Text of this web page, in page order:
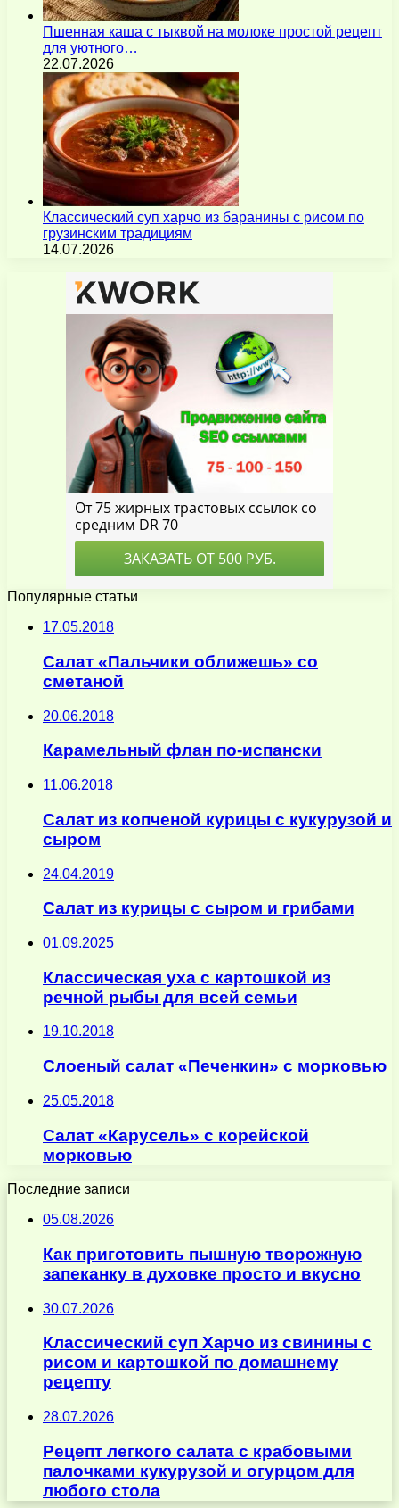
Пшенная каша с тыквой на молоке простой рецепт
для уютного…
22.07.2026
Классический суп харчо из баранины с рисом по
грузинским традициям
14.07.2026
Популярные статьи
17.05.2018
Салат «Пальчики оближешь» со
сметаной
20.06.2018
Карамельный флан по-испански
11.06.2018
Салат из копченой курицы с кукурузой и
сыром
24.04.2019
Салат из курицы с сыром и грибами
01.09.2025
Классическая уха с картошкой из
речной рыбы для всей семьи
19.10.2018
Слоеный салат «Печенкин» с морковью
25.05.2018
Салат «Карусель» с корейской
морковью
Последние записи
05.08.2026
Как приготовить пышную творожную
запеканку в духовке просто и вкусно
30.07.2026
Классический суп Харчо из свинины с
рисом и картошкой по домашнему
рецепту
28.07.2026
Рецепт легкого салата с крабовыми
палочками кукурузой и огурцом для
любого стола